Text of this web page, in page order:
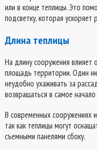
или в конце теплицы. Это
подсветку, которая ускоряет
Длина теплицы
На длину сооружения влияет
площадь территории. Один
неудобно ухаживать за
возвращаться в самое
В современных сооружениях
так как теплицы могут
съемными панелями сбоку.